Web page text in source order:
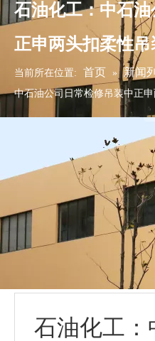
石油化工：中石
正申两头扣柔性
当前所在位置: 首页 » 新闻
中石油公司日常检修吊装中正
石油化工：